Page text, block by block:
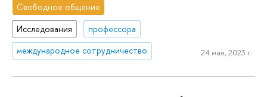
Свободное общение
Исследования
профессора
международное сотрудничество
24 мая, 2023 г.